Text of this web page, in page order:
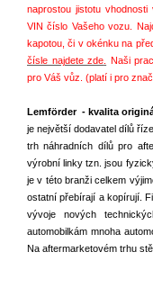
naprostou jistotu
VIN číslo Vašeho vozu.
kapotou, či v okénku na
čísle najdete zde
Naši
pro Váš vůz. (platí i pro
Lemförder - kvalita
je největší dodavatel dílů
trh náhradních dílů pro
výrobní linky tzn. jsou
je v této branži celkem
ostatní přebírají a kopírují.
vývoje nových
automobilkám mnoha
Na aftermarketovém trhu